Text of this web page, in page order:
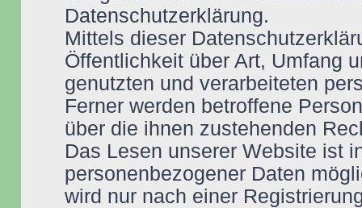
Datenschutzerklärung.
Mittels dieser
Öffentlichkeit über Art, Umfang
genutzten und verarbeiteten
Ferner werden betroffene
über die ihnen zustehenden
Das Lesen unserer Website ist
personenbezogener Daten
wird nur nach einer